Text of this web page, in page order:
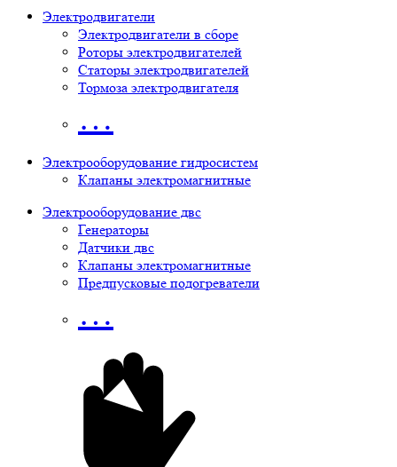
Электродвигатели
Электродвигатели в сборе
Роторы электродвигателей
Статоры электродвигателей
Тормоза электродвигателя
…
Электрооборудование гидросистем
Клапаны электромагнитные
Электрооборудование двс
Генераторы
Датчики двс
Клапаны электромагнитные
Предпусковые подогреватели
…